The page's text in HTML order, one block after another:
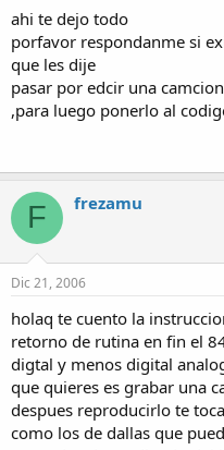
ahi te dejo todo
porfavor respondanme si
que les dije
pasar por edcir una
,para luego ponerlo al
F frezamu
Dic 21, 2006
holaq te cuento la
retorno de rutina en fin el
digtal y menos digital
que quieres es grabar una
despues reproducirlo te
como los de dallas que